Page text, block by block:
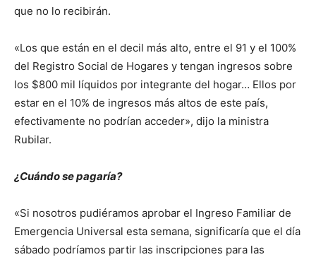
que no lo recibirán.
«Los que están en el decil más alto, entre el 91 y el 100%
del Registro Social de Hogares y tengan ingresos sobre
los $800 mil líquidos por integrante del hogar… Ellos por
estar en el 10% de ingresos más altos de este país,
efectivamente no podrían acceder», dijo la ministra
Rubilar.
¿Cuándo se pagaría?
«Si nosotros pudiéramos aprobar el Ingreso Familiar de
Emergencia Universal esta semana, significaría que el día
sábado podríamos partir las inscripciones para las